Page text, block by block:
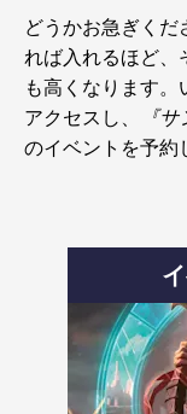
どうかお急ぎく
れば入れるほど、
も高くなります。
アクセスし、
『
のイベントを予約